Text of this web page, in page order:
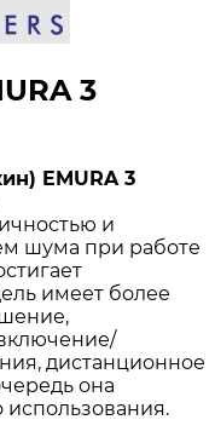
3
EMURA 3
и
шума при работе
имеет более
дистанционное
она